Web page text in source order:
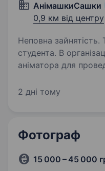
АнімашкиСашки
0,9 км від центру
Неповна зайнятість.
студента. В організацію дитячих свят шукаємо
аніматора для
обов’язковий! Ми в пошуках людини
2 дні тому
Фотограф
15 000 – 45 000